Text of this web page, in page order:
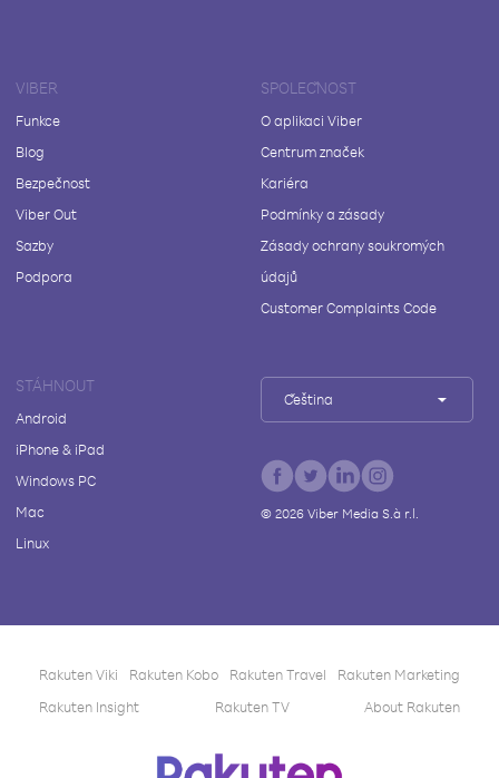
VIBER
Funkce
Blog
Bezpečnost
Viber Out
Sazby
Podpora
SPOLEČNOST
O aplikaci Viber
Centrum značek
Kariéra
Podmínky a zásady
Zásady ochrany soukromých
údajů
Customer Complaints Code
STÁHNOUT
Android
iPhone & iPad
Windows PC
Mac
Linux
Čeština
© 2026Viber Media S.à r.l.
Rakuten Viki Rakuten Kobo Rakuten Travel
Rakuten Marketing
Rakuten Insight
Rakuten TV About Rakuten